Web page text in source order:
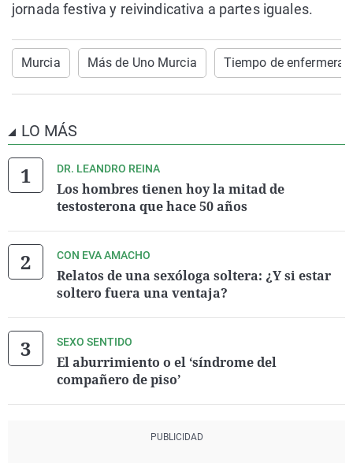
jornada festiva y reivindicativa a partes iguales.
Murcia Más de Uno Murcia Tiempo de enfermeras
LO MÁS
DR. LEANDRO REINA
Los hombres tienen hoy la mitad de
testosterona que hace 50 años
CON EVA AMACHO
Relatos de una sexóloga soltera: ¿Y si estar
soltero fuera una ventaja?
SEXO SENTIDO
El aburrimiento o el ‘síndrome del
compañero de piso’